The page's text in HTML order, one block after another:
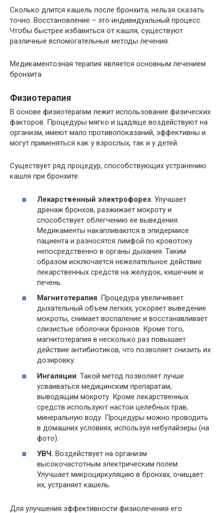
Сколько длится кашель после бронхита, нельзя сказать
точно. Восстановление – это индивидуальный процесс.
Чтобы быстрее избавиться от кашля, существуют
различные вспомогательные методы лечения.
Медикаментозная терапия является основным лечением
бронхита
Физиотерапия
В основе физиотерапии лежит использование физических
факторов. Процедуры мягко и щадяще воздействуют на
организм, имеют мало противопоказаний, эффективны и
могут применяться как у взрослых, так и у детей.
Существует ряд процедур, способствующих устранению
кашля при бронхите:
Лекарственный электрофорез . Улучшает
дренаж бронхов, разжижает мокроту и
способствует облегчению ее выведения.
Медикаменты накапливаются в эпидермисе
пациента и разносятся лимфой по кровотоку
непосредственно в органы дыхания. Таким
образом исключается нежелательное действие
лекарственных средств на желудок, кишечник и
печень.
Магнитотерапия. Процедура увеличивает
дыхательный объем легких, ускоряет выведение
мокроты, снимает воспаление и восстанавливает
слизистые оболочки бронхов. Кроме того,
магнитотерапия в несколько раз повышает
действие антибиотиков, что позволяет снизить их
дозировку.
Ингаляции . Такой метод позволяет лучше
усваиваться медицинским препаратам,
выводящим мокроту. Кроме лекарственных
средств используют настои целебных трав,
минеральную воду. Процедуры можно проводить
в домашних условиях, используя небулайзеры (на
фото).
УВЧ. Воздействует на организм
высокочастотным электрическим полем.
Улучшает микроциркуляцию в бронхах, очищает
их, устраняет кашель.
Для улучшения эффективности физиолечения его